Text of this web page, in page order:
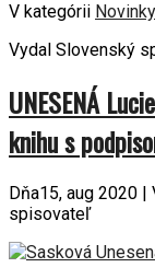
V kategórii Novinky
Vydal Slovenský
UNESENÁ
knihu s
Dňa15, aug 2020 |
spisovateľ